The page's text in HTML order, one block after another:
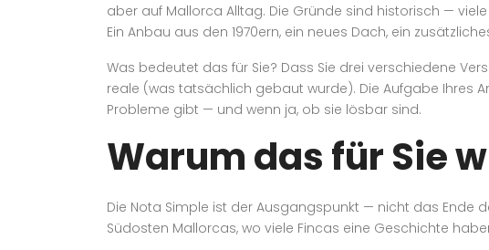
aber auf Mallorca Alltag. Die Gründe sind historisch —
Ein Anbau aus den 1970ern, ein neues Dach, ein
Was bedeutet das für Sie? Dass Sie drei verschiedene
reale (was tatsächlich gebaut wurde). Die Aufgabe Ihres
Probleme gibt — und wenn ja, ob sie lösbar sind.
Warum das für Sie
Die Nota Simple ist der Ausgangspunkt — nicht das Ende
Südosten Mallorcas, wo viele Fincas eine Geschichte